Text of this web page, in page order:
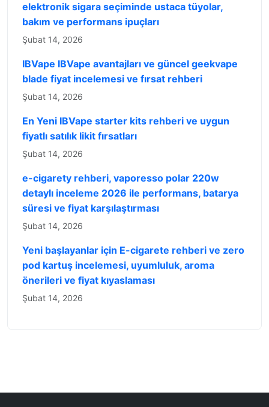
elektronik sigara seçiminde ustaca tüyolar,
bakım ve performans ipuçları
Şubat 14, 2026
IBVape IBVape avantajları ve güncel geekvape
blade fiyat incelemesi ve fırsat rehberi
Şubat 14, 2026
En Yeni IBVape starter kits rehberi ve uygun
fiyatlı satılık likit fırsatları
Şubat 14, 2026
e-cigarety rehberi, vaporesso polar 220w
detaylı inceleme 2026 ile performans, batarya
süresi ve fiyat karşılaştırması
Şubat 14, 2026
Yeni başlayanlar için E-cigarete rehberi ve zero
pod kartuş incelemesi, uyumluluk, aroma
önerileri ve fiyat kıyaslaması
Şubat 14, 2026